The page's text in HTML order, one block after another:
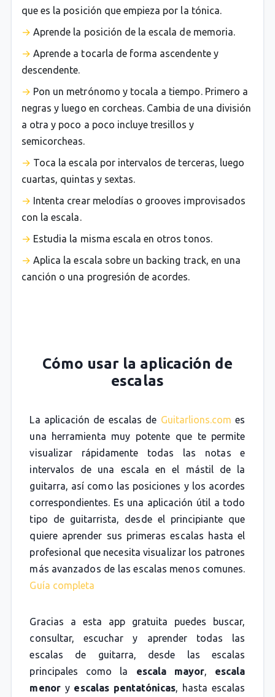
que es la posición que empieza por la tónica.
Aprende la posición de la escala de memoria.
Aprende a tocarla de forma ascendente y
descendente.
Pon un metrónomo y tocala a tiempo. Primero a
negras y luego en corcheas. Cambia de una división
a otra y poco a poco incluye tresillos y
semicorcheas.
Toca la escala por intervalos de terceras, luego
cuartas, quintas y sextas.
Intenta crear melodías o grooves improvisados
con la escala.
Estudia la misma escala en otros tonos.
Aplica la escala sobre un backing track, en una
canción o una progresión de acordes.
Cómo usar la aplicación de
escalas
La aplicación de escalas de Guitarlions.com es
una herramienta muy potente que te permite
visualizar rápidamente todas las notas e
intervalos de una escala en el mástil de la
guitarra, así como las posiciones y los acordes
correspondientes. Es una aplicación útil a todo
tipo de guitarrista, desde el principiante que
quiere aprender sus primeras escalas hasta el
profesional que necesita visualizar los patrones
más avanzados de las escalas menos comunes.
Guía completa
Gracias a esta app gratuita puedes buscar,
consultar, escuchar y aprender todas las
escalas de guitarra, desde las escalas
principales como la escala mayor, escala
menory escalas pentatónicas, hasta escalas